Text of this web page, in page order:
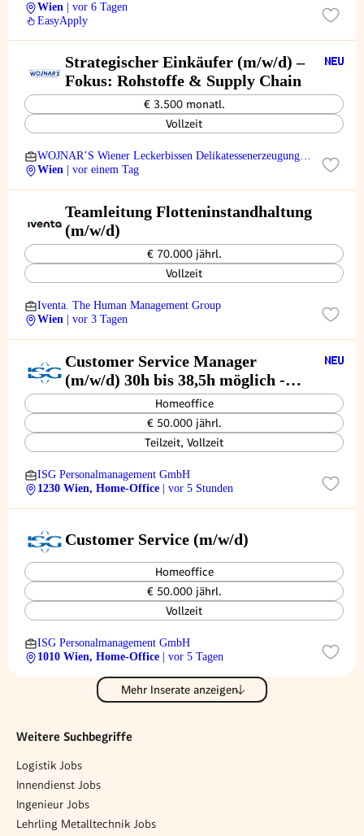
Wien
| vor 6 Tagen
EasyApply
Strategischer Einkäufer (m/w/d) –
Fokus: Rohstoffe & Supply Chain
€ 3.500 monatl.
Vollzeit
WOJNAR’S Wiener Leckerbissen Delikatessenerzeugung
GmbH
Wien | vor einem Tag
Teamleitung Flotteninstandhaltung
(m/w/d)
€ 70.000 jährl.
Vollzeit
Iventa. The Human Management Group
Wien
| vor 3 Tagen
Customer Service Manager
(m/w/d) 30h bis 38,5h möglich -
erfolgreiches Biopharmazie-
Unternehmen
Homeoffice
€ 50.000 jährl.
Teilzeit, Vollzeit
ISG Personalmanagement GmbH
1230 Wien, Home-Office
| vor 5 Stunden
Customer Service (m/w/d)
Homeoffice
€ 50.000 jährl.
Vollzeit
ISG Personalmanagement GmbH
1010 Wien, Home-Office
| vor 5 Tagen
Mehr Inserate anzeigen
Weitere Suchbegriffe
Logistik Jobs
Innendienst Jobs
Ingenieur Jobs
Lehrling Metalltechnik Jobs